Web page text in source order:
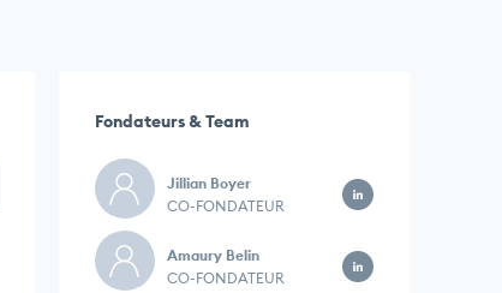
Fondateurs & Team
Jillian Boyer
CO-FONDATEUR
Amaury Belin
CO-FONDATEUR